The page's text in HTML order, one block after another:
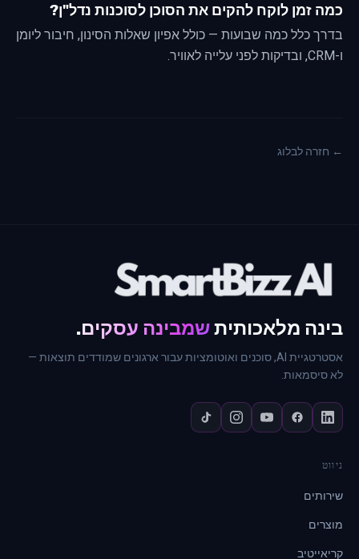
כמה זמן לוקח להקים את הסוכן לסוכנות נדל"ן?
בדרך כלל כמה שבועות — כולל אפיון שאלות הסינון, חיבור ליומן
ו-CRM, ובדיקות לפני עלייה לאוויר.
← חזרה לבלוג
בינה מלאכותיתשמבינה עסקים.
אסטרטגיית AI, סוכנים ואוטומציות עבור ארגונים שמודדים תוצאות —
לא סיסמאות.
ניווט
שירותים
מוצרים
קריאייטיב